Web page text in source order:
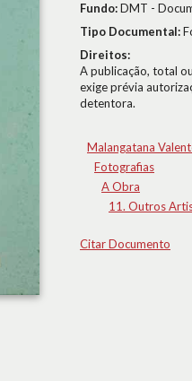
Fundo:DMT -
Tipo Documental:
Direitos:
A publicação, total
exige prévia
detentora.
Malangatana
Fotografias
A Obra
11. Outros
Citar Documento